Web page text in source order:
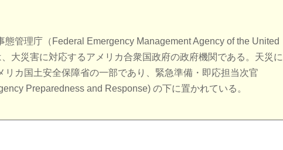
態管理庁（Federal Emergency Management Agency of the United
大災害に対応するアメリカ合衆国政府の政府機関である。天災に
リカ国土安全保障省の一部であり、緊急準備・即応担当次官
Preparedness and Response) の下に置かれている。